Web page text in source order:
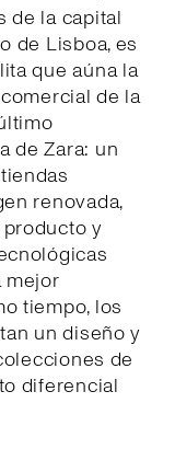
de la capital
de Lisboa, es
que aúna la
de la
de Zara: un
renovada,
y
mejor
tiempo, los
un diseño y
de
diferencial